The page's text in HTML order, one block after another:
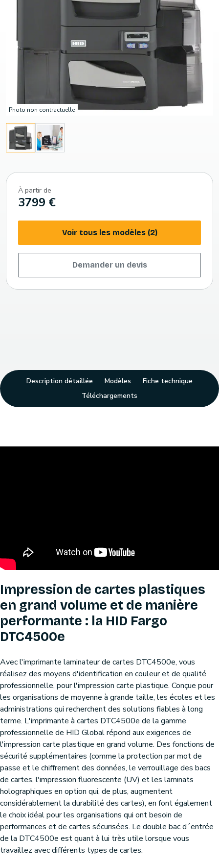
Photo non contractuelle
À partir de
3799 €
Voir tous les modèles (2)
Demander un devis
Description détaillée Modèles
Fiche technique
Téléchargements
Impression de cartes plastiques
en grand volume et de manière
performante : la HID Fargo
DTC4500e
Avec l'imprimante laminateur de cartes DTC4500e, vous
réalisez des moyens d'identification en couleur et de qualité
professionnelle, pour l'impression carte plastique. Conçue pour
les organisations de moyenne à grande taille, les écoles et les
administrations qui recherchent des solutions fiables à long
terme. L'imprimante à cartes DTC4500e de la gamme
professionnelle de HID Global répond aux exigences de
l'impression carte plastique en grand volume. Des fonctions de
sécurité supplémentaires (comme la protection par mot de
passe et le chiffrement des données, le verrouillage des bacs
de cartes, l'impression fluorescente (UV) et les laminats
holographiques en option qui, de plus, augmentent
considérablement la durabilité des cartes), en font également
le choix idéal pour les organisations qui ont besoin de
performances et de cartes sécurisées. Le double bac d´entrée
de la DTC4500e est quant à lui très utile lorsque vous
travaillez avec différents types de cartes.